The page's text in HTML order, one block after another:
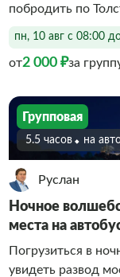
побродить по
пн, 10 авг с 08:00
от2 000 ₽за
Групповая
5.5 часов На
Руслан
Ночное
места на
Погрузиться в
увидеть развод